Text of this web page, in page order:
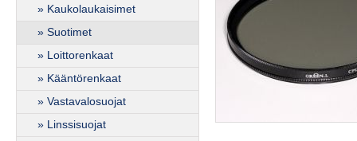
» Kaukolaukaisimet
» Suotimet
» Loittorenkaat
» Kääntörenkaat
» Vastavalosuojat
» Linssisuojat